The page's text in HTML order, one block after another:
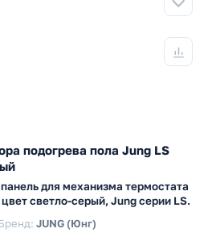
подогрева пола Jung LS
для механизма термостата
светло-серый, Jung серии LS.
JUNG (Юнг)